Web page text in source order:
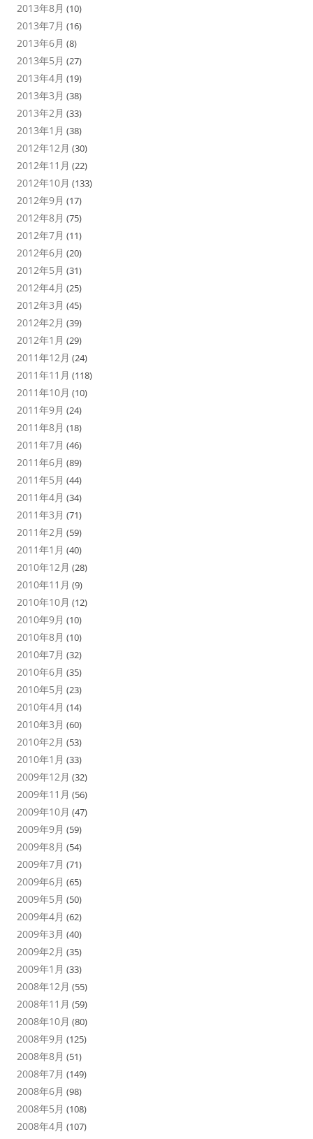
2013年8月 (10)
2013年7月 (16)
2013年6月 (8)
2013年5月 (27)
2013年4月 (19)
2013年3月 (38)
2013年2月 (33)
2013年1月 (38)
2012年12月 (30)
2012年11月 (22)
2012年10月 (133)
2012年9月 (17)
2012年8月 (75)
2012年7月 (11)
2012年6月 (20)
2012年5月 (31)
2012年4月 (25)
2012年3月 (45)
2012年2月 (39)
2012年1月 (29)
2011年12月 (24)
2011年11月 (118)
2011年10月 (10)
2011年9月 (24)
2011年8月 (18)
2011年7月 (46)
2011年6月 (89)
2011年5月 (44)
2011年4月 (34)
2011年3月 (71)
2011年2月 (59)
2011年1月 (40)
2010年12月 (28)
2010年11月 (9)
2010年10月 (12)
2010年9月 (10)
2010年8月 (10)
2010年7月 (32)
2010年6月 (35)
2010年5月 (23)
2010年4月 (14)
2010年3月 (60)
2010年2月 (53)
2010年1月 (33)
2009年12月 (32)
2009年11月 (56)
2009年10月 (47)
2009年9月 (59)
2009年8月 (54)
2009年7月 (71)
2009年6月 (65)
2009年5月 (50)
2009年4月 (62)
2009年3月 (40)
2009年2月 (35)
2009年1月 (33)
2008年12月 (55)
2008年11月 (59)
2008年10月 (80)
2008年9月 (125)
2008年8月 (51)
2008年7月 (149)
2008年6月 (98)
2008年5月 (108)
2008年4月 (107)